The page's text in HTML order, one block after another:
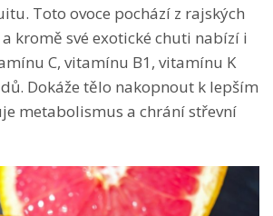
Toto ovoce pochází z rajských
kromě své exotické chuti nabízí i
C, vitamínu B1, vitamínu K
Dokáže tělo nakopnout k lepším
metabolismus a chrání střevní